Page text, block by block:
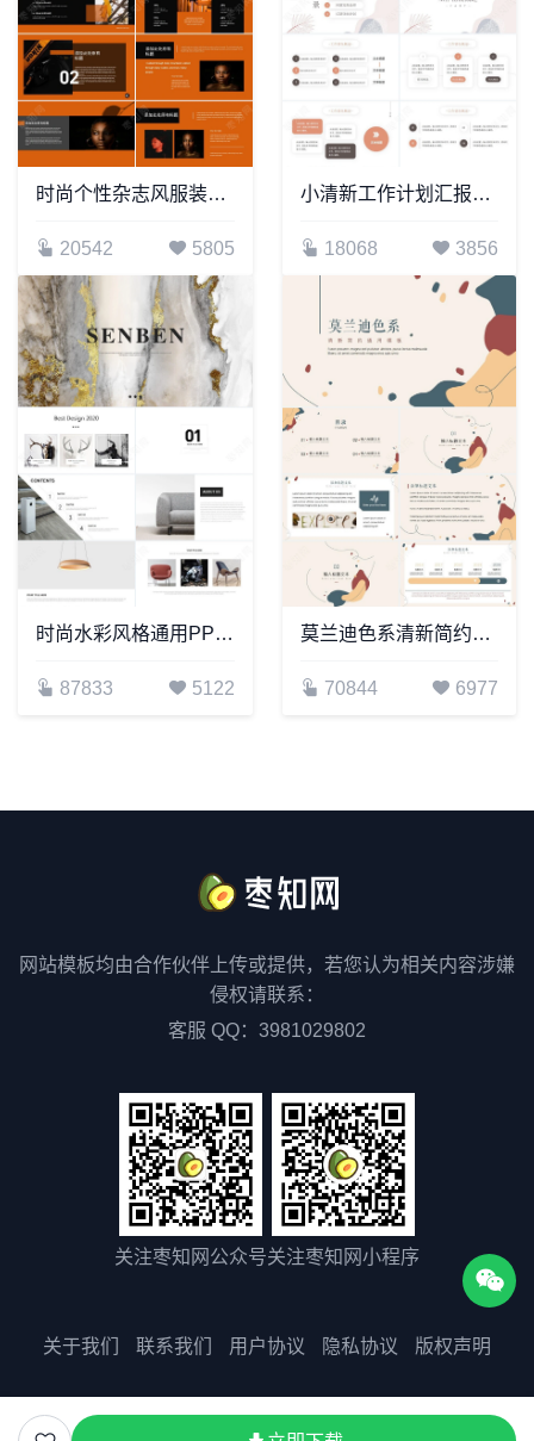
时尚个性杂志风服装美容通用PPT模板
20542 5805
小清新工作计划汇报通用PPT模版
18068 3856
时尚水彩风格通用PPT模板(111)
87833 5122
莫兰迪色系清新简约通用PPT模板
70844 6977
网站模板均由合作伙伴上传或提供，若您认为相关内容涉嫌
侵权请联系：
客服 QQ：3981029802
关注枣知网公众号关注枣知网小程序
关于我们 联系我们 用户协议 隐私协议 版权声明
版权所有©2025 51zaozhi.com